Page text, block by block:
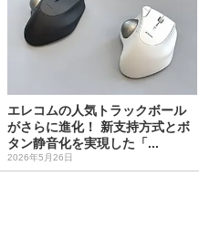
エレコムの人気トラックボール
がさらに進化！ 新支持方式とボ
タン静音化を実現した「...
2026年5月26日